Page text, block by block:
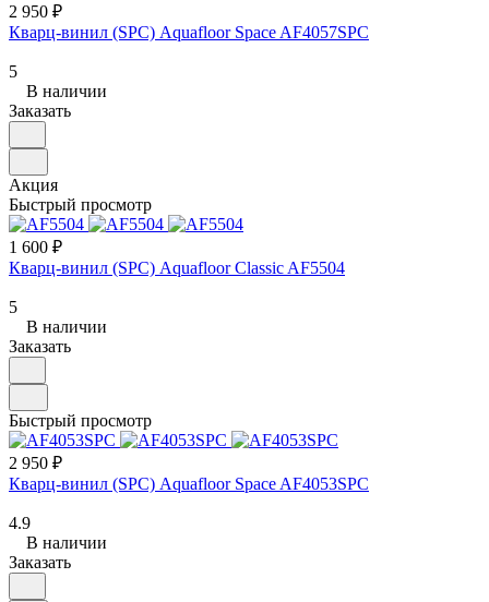
2 950 ₽
Кварц-винил (SPC) Aquafloor Space AF4057SPC
5
В наличии
Заказать
Акция
Быстрый просмотр
1 600 ₽
Кварц-винил (SPC) Aquafloor Classic AF5504
5
В наличии
Заказать
Быстрый просмотр
2 950 ₽
Кварц-винил (SPC) Aquafloor Space AF4053SPC
4.9
В наличии
Заказать